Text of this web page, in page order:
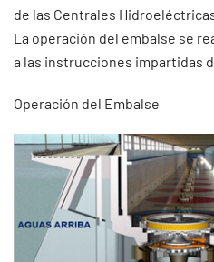
de las Centrales
La operación del embalse se
a las instrucciones impartidas
Operación del Embalse